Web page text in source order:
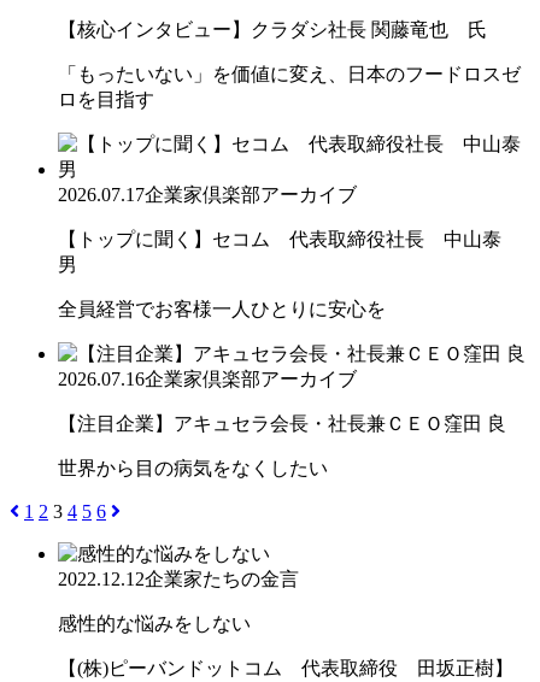
【核心インタビュー】クラダシ社長 関藤竜也 氏
「もったいない」を価値に変え、日本のフードロスゼ
ロを目指す
2026.07.17企業家倶楽部アーカイブ
【トップに聞く】セコム 代表取締役社長 中山泰
男
全員経営でお客様一人ひとりに安心を
2026.07.16企業家倶楽部アーカイブ
【注目企業】アキュセラ会長・社長兼ＣＥＯ窪田 良
世界から目の病気をなくしたい
1 2 3 4 5 6
2022.12.12企業家たちの金言
感性的な悩みをしない
【(株)ピーバンドットコム 代表取締役 田坂正樹】